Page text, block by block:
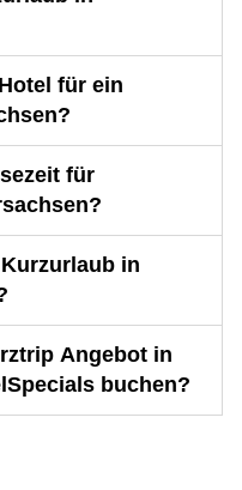
für ein
für
in
Angebot in
buchen?